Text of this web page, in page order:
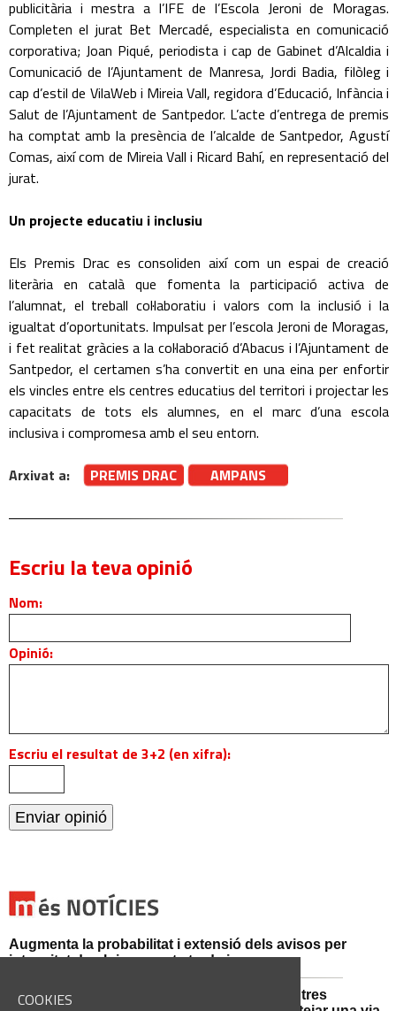
COOKIES
publicitària i mestra a l’IFE de l’Escola Jeroni de Moragas.
Completen el jurat Bet Mercadé, especialista en comunicació
corporativa; Joan Piqué, periodista i cap de Gabinet d’Alcaldia i
Comunicació de l’Ajuntament de Manresa, Jordi Badia, filòleg i
cap d’estil de VilaWeb i Mireia Vall, regidora d’Educació, Infància i
Salut de l’Ajuntament de Santpedor. L’acte d’entrega de premis
ha comptat amb la presència de l’alcalde de Santpedor, Agustí
Comas, així com de Mireia Vall i Ricard Bahí, en representació del
jurat.
Un projecte educatiu i inclusiu
Els Premis Drac es consoliden així com un espai de creació
literària en català que fomenta la participació activa de
l’alumnat, el treball col·laboratiu i valors com la inclusió i la
igualtat d’oportunitats. Impulsat per l’escola Jeroni de Moragas,
i fet realitat gràcies a la col·laboració d’Abacus i l’Ajuntament de
Santpedor, el certamen s’ha convertit en una eina per enfortir
els vincles entre els centres educatius del territori i projectar les
capacitats de tots els alumnes, en el marc d’una escola
inclusiva i compromesa amb el seu entorn.
Arxivat a:
PREMIS DRAC AMPANS
Escriu la teva opinió
Nom:
Opinió:
Escriu el resultat de 3+2 (en xifra):
Augmenta la probabilitat i extensió dels avisos per
intensitat de pluja aquesta tarda i vespre
Mossos d'Esquadra i Guàrdia Civil detenen tres